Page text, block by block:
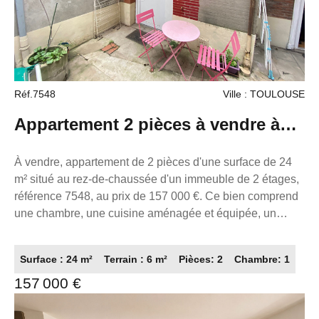
Réf.7548 Ville : TOULOUSE
Appartement 2 pièces à vendre à
Toulouse - Réf. 7548
À vendre, appartement de 2 pièces d'une surface de 24
m² situé au rez-de-chaussée d'un immeuble de 2 étages,
référence 7548, au prix de 157 000 €. Ce bien comprend
une chambre, une cuisine aménagée et équipée, un
L'appartement est calme, avec une dalle en béton, des
fenêtres en PVC double vitrage et des volets roulants. Il
dispose également d'une terrasse de 6 m². L'état général
est excellent, l'assainissement est tout à l'égout et la fibre
Surface : 24 m² Terrain : 6 m² Pièces: 2 Chambre: 1
157 000 €